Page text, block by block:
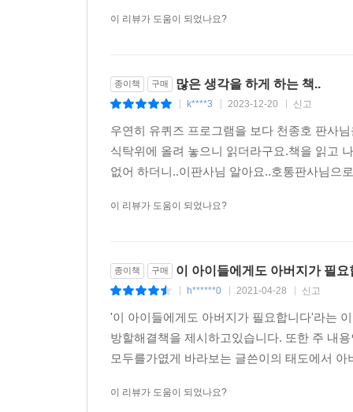
몰린 아이들에게 필요한 것은 격리나 단순한 보
사회의 구성원으로 건강하게 자랄 수 있도록 누
분명하게 제시함으로써 우리 사회가 보다 건강하
“이 아이들에게도 아버지가 필요합니다.”
흘리고, 소년들을 위한 일이라면 어디든 마다않
부르거나 “판사님이 정말 우리 아빠였으면 좋겠
아버지가 그리웠으면 자신들에게 처분을 내리
아버지의 마음으로 써내려간 글이기도 하다.
빛처럼 흘러나온다. “저도 아빠 없이 자랐습니
이 리뷰가 도움이 되었나요?
종이책 구매 많은 생각을 하게 하는 책..
k****3 2023-12-20 신고
우연히 유퀴즈 프로그램을 보다 천종호 판사
식탁위에 올려 놓으니 읽더라구요.책을 읽고
없어 하더니..이판사님 알아요..호통판사님으
이 리뷰가 도움이 되었나요?
종이책 구매 이 아이들에게도 아버지가 필요
h******0 2021-04-28 신고
'이 아이들에게도 아버지가 필요합니다'라는
방할해결책을 제시하고있습니다. 또한 주 내
모두를가엾게 바라보는 글쓴이의 태도에서
이 리뷰가 도움이 되었나요?